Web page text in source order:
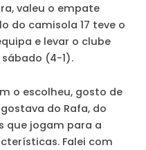
valeu o empate
do camisola 17 teve o
e levar o clube
(4-1).
o escolheu, gosto de
do Rafa, do
que jogam para a
Falei com